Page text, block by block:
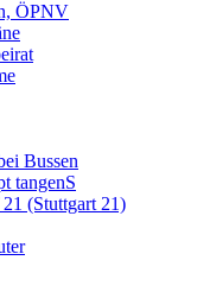
ÖPNV
Bussen
tangenS
(Stuttgart 21)